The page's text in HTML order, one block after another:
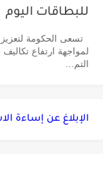
للبطاقات اليوم
تسعى الحكومة لتعزيز
لمواجهة ارتفاع
التم...
الإبلاغ عن إساءة